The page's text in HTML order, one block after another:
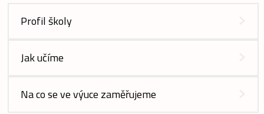
Profil školy
Jak učíme
Na co se ve výuce zaměřujeme